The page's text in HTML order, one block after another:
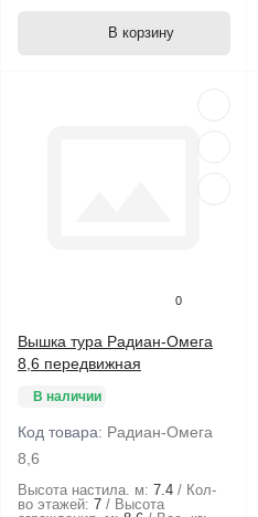
В корзину
0
Вышка тура Радиан-Омега
8,6 передвижная
В наличии
Код товара: Радиан-Омега
8,6
Высота настила. м: 7.4
Кол-
во этажей: 7
Высота